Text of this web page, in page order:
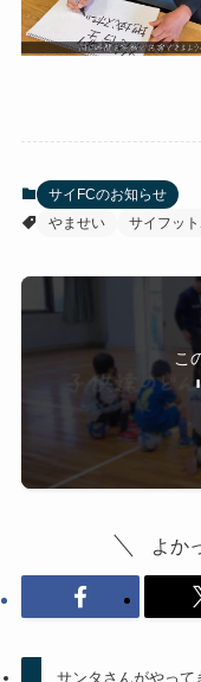
サイFCのお知らせ
やませい
サイフッ
こ
よか
サンタさんがやって